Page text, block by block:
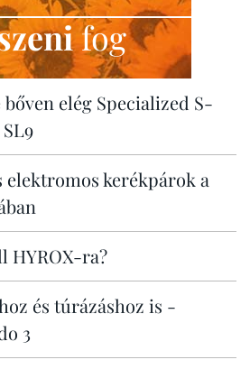
fog
bőven elég Specialized S-
elektromos kerékpárok a
HYROX-ra?
és túrázáshoz is -
3